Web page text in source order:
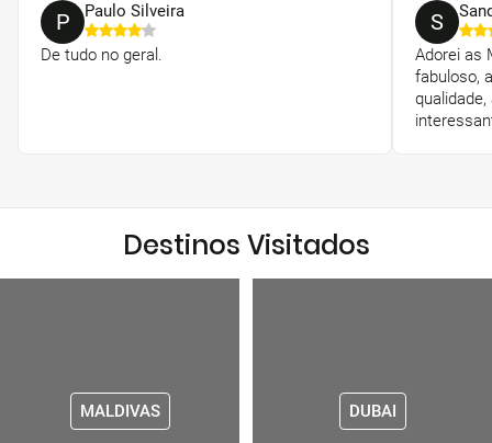
P Paulo Silveira
De tudo no geral.
S
Adorei as
fabuloso,
Destinos Visitados
MALDIVAS DUBAI